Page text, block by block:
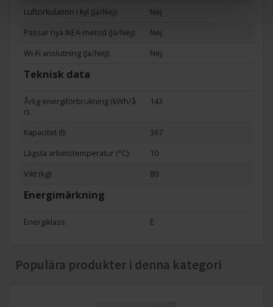
Luftcirkulation i kyl (Ja/Nej):
Nej
Passar nya IKEA-metod (Ja/Nej):
Nej
Wi-Fi anslutning (Ja/Nej):
Nej
Teknisk data
Årlig energiförbrukning (kWh/å
r):
143
Kapacitet (l):
367
Lägsta arbetstemperatur (°C):
10
Vikt (kg):
80
Energimärkning
Energiklass: E
Populära produkter i denna kategori